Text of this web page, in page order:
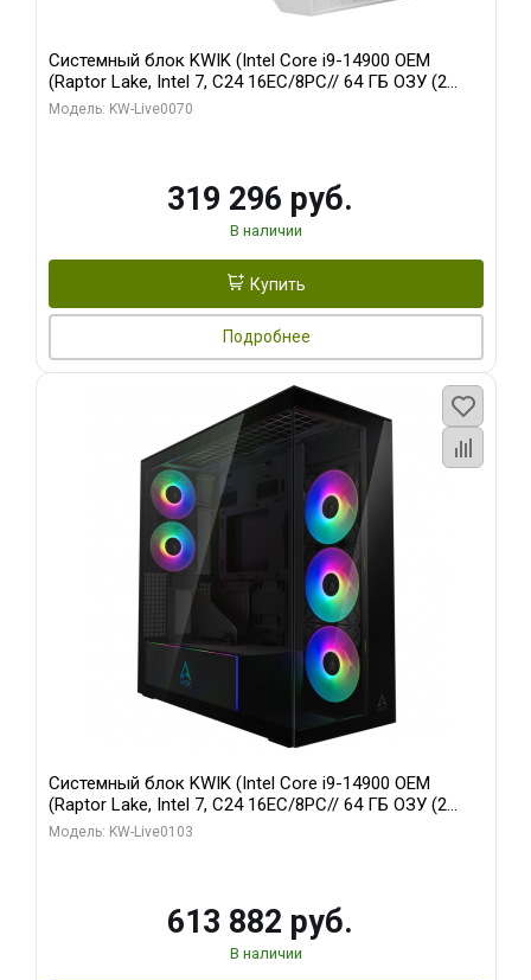
Системный блок KWIK (Intel Core i9-14900 OEM
(Raptor Lake, Intel 7, C24 16EC/8PC// 64 ГБ ОЗУ (2
модуля)/ Gigabyte RTX5080 XTREME WATERFORCE
Модель: KW-Live0070
319 296 руб.
В наличии
Купить
Подробнее
Системный блок KWIK (Intel Core i9-14900 OEM
(Raptor Lake, Intel 7, C24 16EC/8PC// 64 ГБ ОЗУ (2
модуля)/ Afox RTX4090 24GB GDDR6X 384-Bit 3xDP
Модель: KW-Live0103
613 882 руб.
В наличии